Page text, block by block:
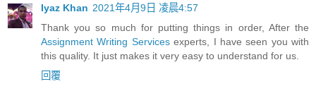
Iyaz Khan 2021年4月9日 凌晨4:57
Thank you so much for putting things in order, After the
Assignment Writing Servicesexperts, I have seen you with
this quality. It just makes it very easy to understand for us.
回覆